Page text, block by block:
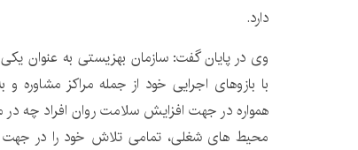
دارد.
وی در پایان گفت: سازمان بهزیستی به عنوان
با بازوهای اجرایی خود از جمله مراکز مشاوره
همواره در جهت افزایش سلامت روان افراد چه
محیط های شغلی، تمامی تلاش خود را در